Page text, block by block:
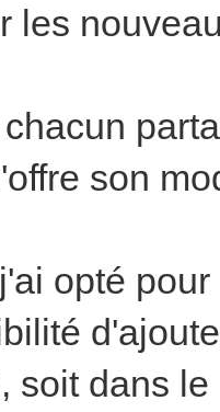
les
son
opté
soit dans